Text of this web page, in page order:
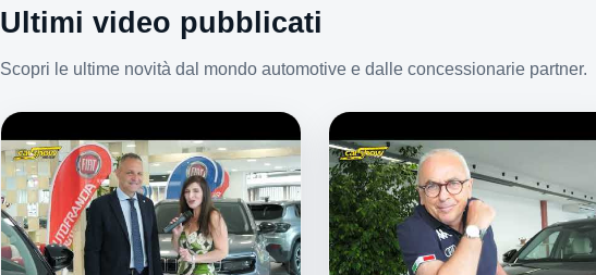
Ultimi video pubblicati
Scopri le ultime novità dal mondo automotive e dalle concessionarie partner.